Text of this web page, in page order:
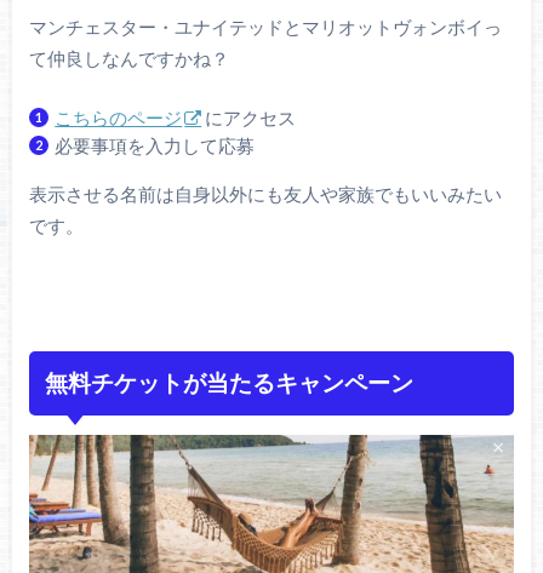
マンチェスター・ユナイテッドとマリオットヴォンボイっ
て仲良しなんですかね？
こちらのページ
にアクセス
必要事項を入力して応募
表示させる名前は自身以外にも友人や家族でもいいみたい
です。
無料チケットが当たるキャンペーン